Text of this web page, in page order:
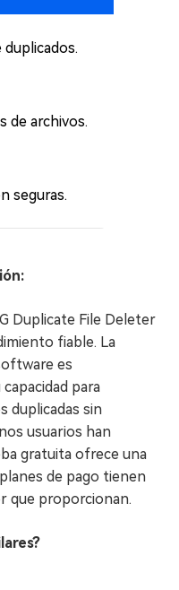
de archivos.
seguras.
Duplicate File Deleter
fiable. La
es
para
duplicadas sin
usuarios han
gratuita ofrece una
de pago tienen
que proporcionan.